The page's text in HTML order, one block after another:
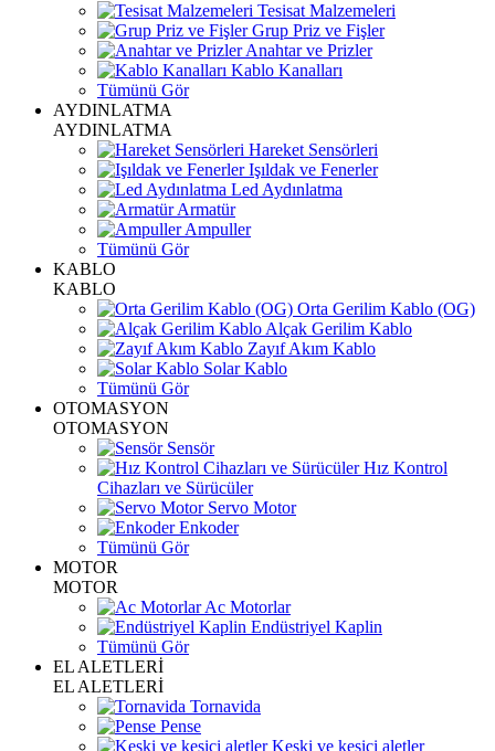
Tesisat Malzemeleri
Grup Priz ve Fişler
Anahtar ve Prizler
Kablo Kanalları
Tümünü Gör
AYDINLATMA
AYDINLATMA
Hareket Sensörleri
Işıldak ve Fenerler
Led Aydınlatma
Armatür
Ampuller
Tümünü Gör
KABLO
KABLO
Orta Gerilim Kablo (OG)
Alçak Gerilim Kablo
Zayıf Akım Kablo
Solar Kablo
Tümünü Gör
OTOMASYON
OTOMASYON
Sensör
Hız Kontrol
Cihazları ve Sürücüler
Servo Motor
Enkoder
Tümünü Gör
MOTOR
MOTOR
Ac Motorlar
Endüstriyel Kaplin
Tümünü Gör
EL ALETLERİ
EL ALETLERİ
Tornavida
Pense
Keski ve kesici aletler